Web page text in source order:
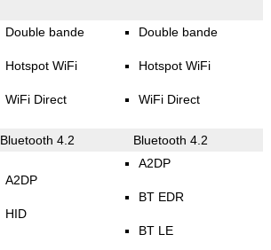
Double bande
Hotspot WiFi
WiFi Direct
Double bande
Hotspot WiFi
WiFi Direct
Bluetooth 4.2 Bluetooth 4.2
A2DP
HID
A2DP
BT EDR
BT LE